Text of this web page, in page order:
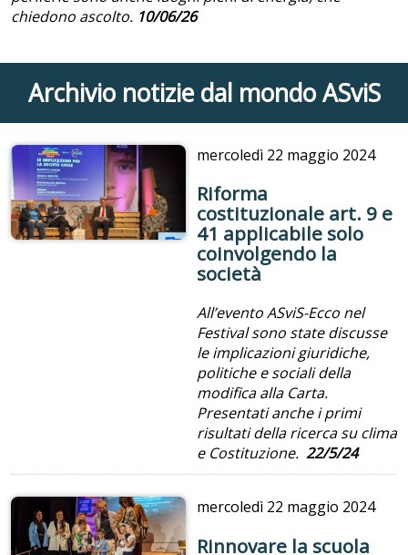
chiedono ascolto. 10/06/26
Archivio notizie dal mondo ASviS
mercoledì 22 maggio 2024
Riforma
costituzionale art. 9 e
41 applicabile solo
coinvolgendo la
società
All’evento ASviS-Ecco nel
Festival sono state discusse
le implicazioni giuridiche,
politiche e sociali della
modifica alla Carta.
Presentati anche i primi
risultati della ricerca su clima
e Costituzione. 22/5/24
mercoledì 22 maggio 2024
Rinnovare la scuola